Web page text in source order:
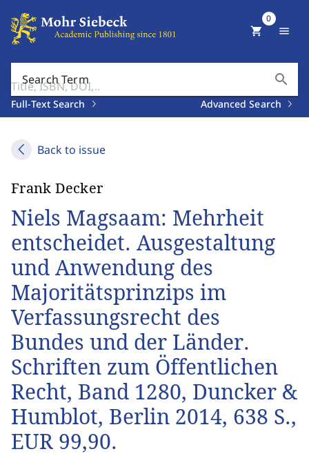
Search Term search
Full-Text Search Advanced Search
shopping_cart
0
menu
Back to issue
Frank Decker
Niels Magsaam: Mehrheit
entscheidet. Ausgestaltung
und Anwendung des
Majoritätsprinzips im
Verfassungsrecht des
Bundes und der Länder.
Schriften zum Öffentlichen
Recht, Band 1280, Duncker &
Humblot, Berlin 2014, 638 S.,
EUR 99,90.